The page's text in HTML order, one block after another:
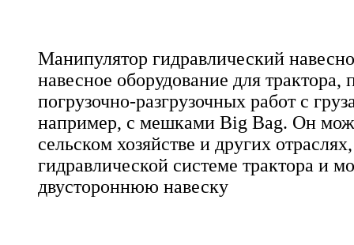
Манипулятор гидравлический
навесное оборудование для трактора,
погрузочно-разгрузочных работ с
например, с мешками Big Bag. Он
сельском хозяйстве и других
гидравлической системе трактора и
двустороннюю навеску